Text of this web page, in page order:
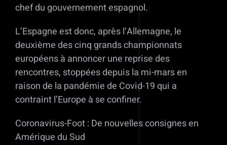
chef du gouvernement espagnol.
L’Espagne est donc, après l’Allemagne, le
deuxième des cinq grands championnats
européens à annoncer une reprise des
rencontres, stoppées depuis la mi-mars en
raison de la pandémie de Covid-19 qui a
contraint l’Europe à se confiner.
Coronavirus-Foot : De nouvelles consignes en
Amérique du Sud